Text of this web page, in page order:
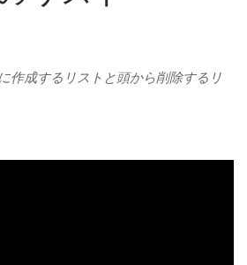
作成するリストと頭から削除するリ